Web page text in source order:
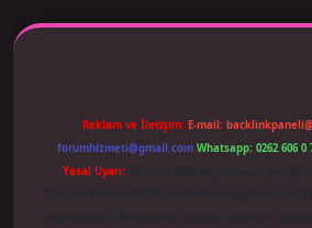
Reklam ve İletişim: E-mail:
forumhizmeti@gmail.com Whatsapp: 0262 606 0
Yasal Uyarı: